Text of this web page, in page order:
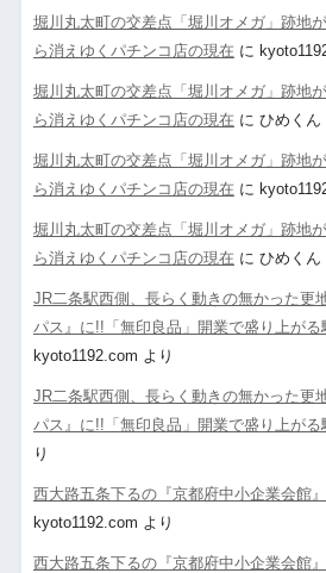
堀川丸太町の交差点「堀川オメガ」跡地
ら消えゆくパチンコ店の現在 に
堀川丸太町の交差点「堀川オメガ」跡地
ら消えゆくパチンコ店の現在 に ひめくん
堀川丸太町の交差点「堀川オメガ」跡地
ら消えゆくパチンコ店の現在 に
堀川丸太町の交差点「堀川オメガ」跡地
ら消えゆくパチンコ店の現在 に ひめくん
JR二条駅西側、長らく動きの無かった更
パス』に!!「無印良品」開業で盛り上がる
kyoto1192.com より
JR二条駅西側、長らく動きの無かった更
パス』に!!「無印良品」開業で盛り上がる
り
西大路五条下るの『京都府中小企業会館
kyoto1192.com より
西大路五条下るの『京都府中小企業会館